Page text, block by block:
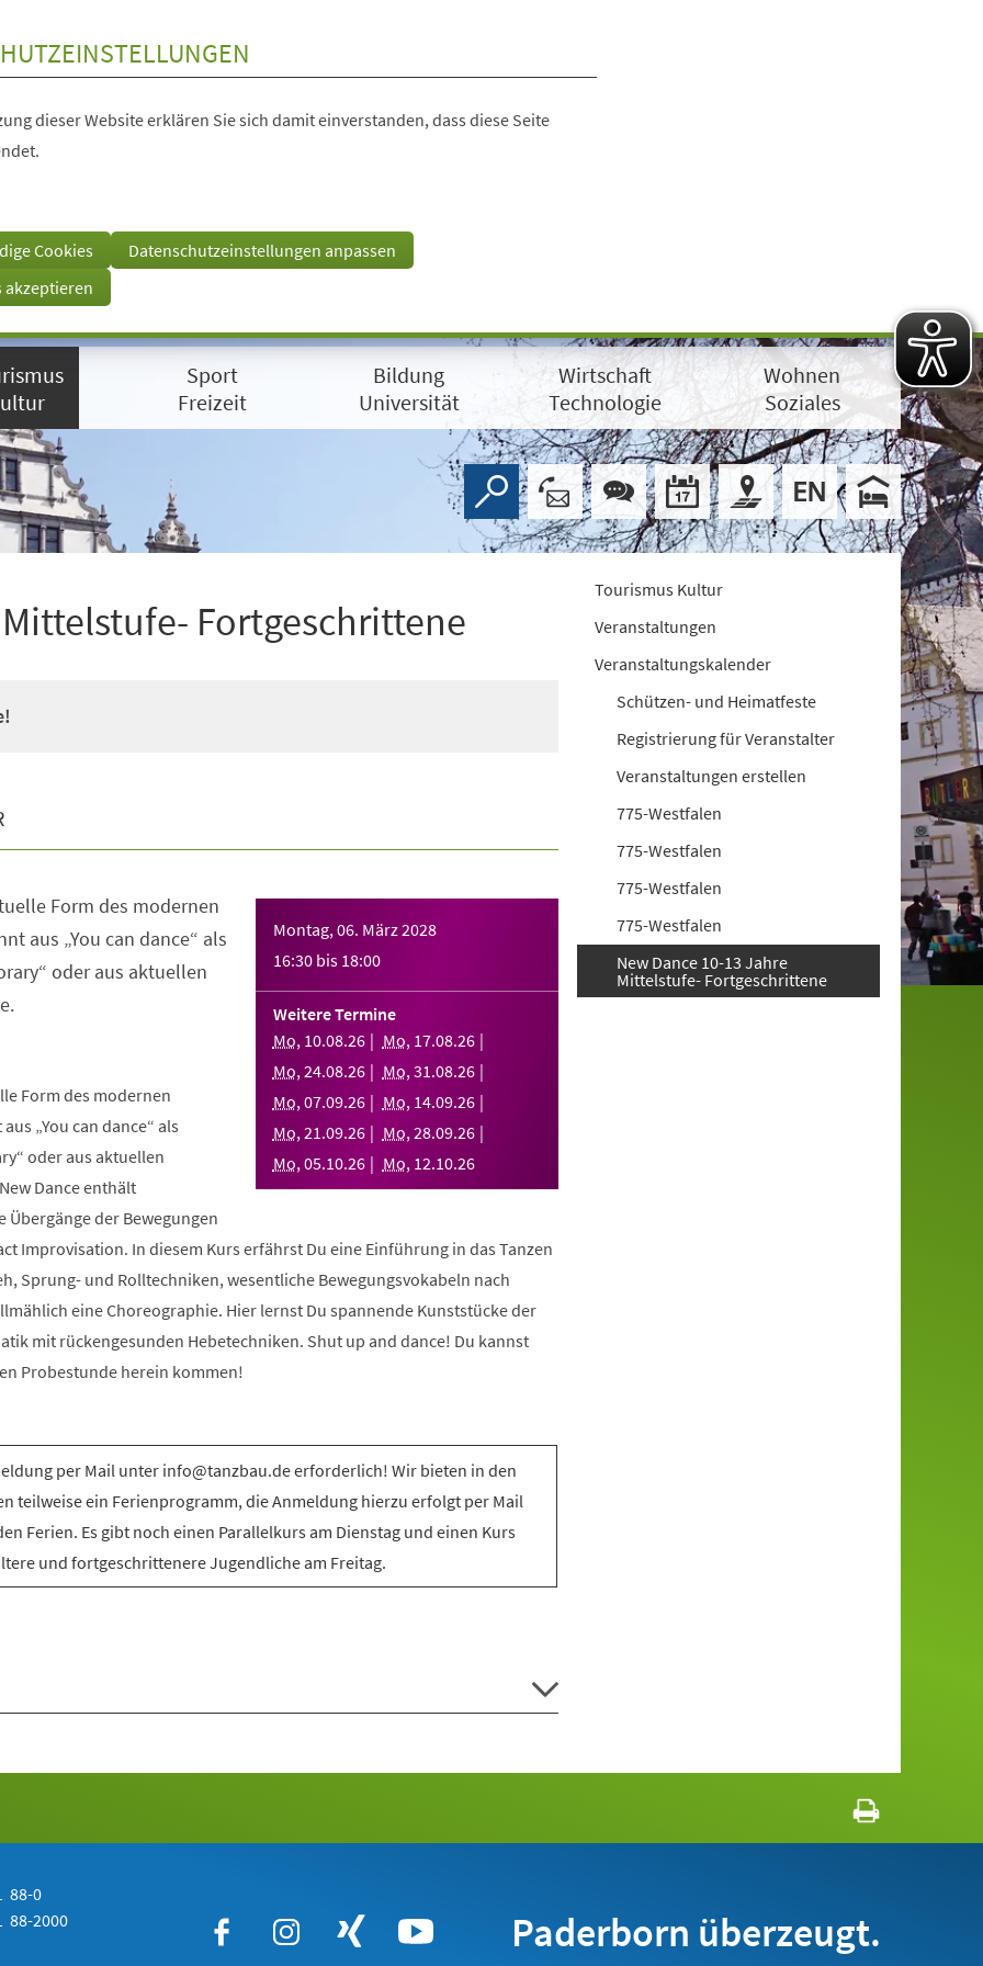
dieser Website erklären Sie sich damit einverstanden, dass diese Seite
Cookies
Datenschutzeinstellungen anpassen
akzeptieren
Sport
Freizeit
Bildung
Universität
Wirtschaft
Technologie
Wohnen
Soziales
Fortgeschrittene
Montag, 06. März 2028
16:30 bis 18:00
Weitere Termine
Mo, 10.08.26 Mo, 17.08.26
Mo,24.08.26 Mo,31.08.26
Mo,07.09.26 Mo, 14.09.26
Mo,21.09.26 Mo,28.09.26
Mo,05.10.26 Mo, 12.10.26
Form des modernen
aus „You can dance“ als
oder aus aktuellen
Form des modernen
„You can dance“ als
oder aus aktuellen
Dance enthält
der Bewegungen
Improvisation. In diesem Kurs erfährst Du eine Einführung in das Tanzen
Sprung- und Rolltechniken, wesentliche Bewegungsvokabeln nach
eine Choreographie. Hier lernst Du spannende Kunststücke der
mit rückengesunden Hebetechniken. Shut up and dance! Du kannst
Probestunde herein kommen!
per Mail unter info@tanzbau.de erforderlich! Wir bieten in den
teilweise ein Ferienprogramm, die Anmeldung hierzu erfolgt per Mail
Ferien. Es gibt noch einen Parallelkurs am Dienstag und einen Kurs
und fortgeschrittenere Jugendliche am Freitag.
Tourismus Kultur
Veranstaltungen
Veranstaltungskalender
Schützen- und Heimatfeste
Registrierung für Veranstalter
Veranstaltungen erstellen
775-Westfalen
775-Westfalen
775-Westfalen
775-Westfalen
New Dance 10-13 Jahre
Mittelstufe- Fortgeschrittene
88-0
88-2000 Paderborn überzeugt.